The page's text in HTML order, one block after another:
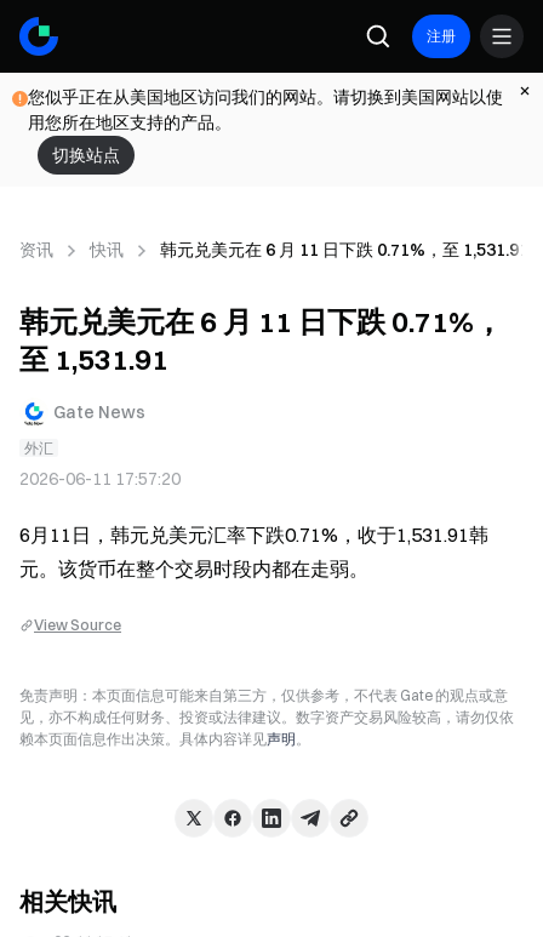
注册
您似乎正在从美国地区访问我们的网站。请切换到美国网站以使
用您所在地区支持的产品。
切换站点
资讯 快讯 韩元兑美元在 6 月 11 日下跌 0.71%，至 1,531.91
韩元兑美元在 6 月 11 日下跌 0.71%，
至 1,531.91
Gate News
外汇
2026-06-11 17:57:20
6月11日，韩元兑美元汇率下跌0.71%，收于1,531.91韩
元。该货币在整个交易时段内都在走弱。
View Source
免责声明：本页面信息可能来自第三方，仅供参考，不代表 Gate 的观点或意
见，亦不构成任何财务、投资或法律建议。数字资产交易风险较高，请勿仅依
赖本页面信息作出决策。具体内容详见声明。
相关快讯